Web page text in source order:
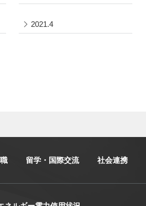
2021.4
留学・国際交流 社会連携